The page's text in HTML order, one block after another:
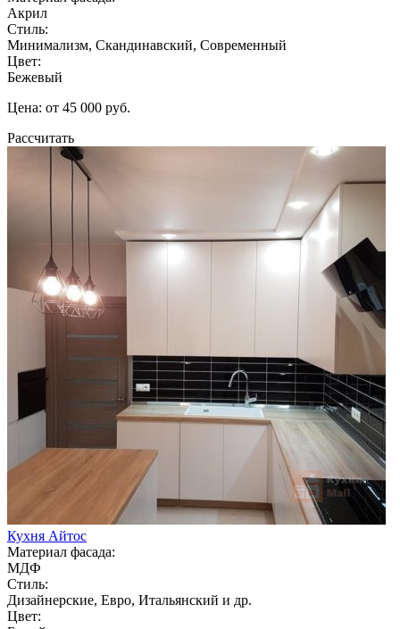
Акрил
Стиль:
Минимализм, Скандинавский, Современный
Цвет:
Бежевый
Цена: от 45 000 руб.
Рассчитать
Кухня Айтос
Материал фасада:
МДФ
Стиль:
Дизайнерские, Евро, Итальянский и др.
Цвет: